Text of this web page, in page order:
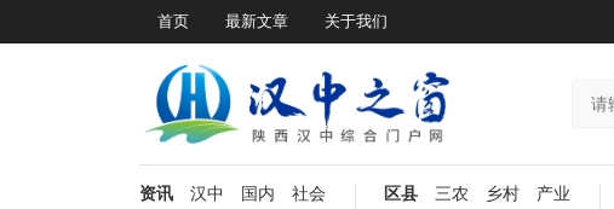
首页 最新文章 关于我们
资讯 汉中 国内
社会
区县 三农 乡村
产业